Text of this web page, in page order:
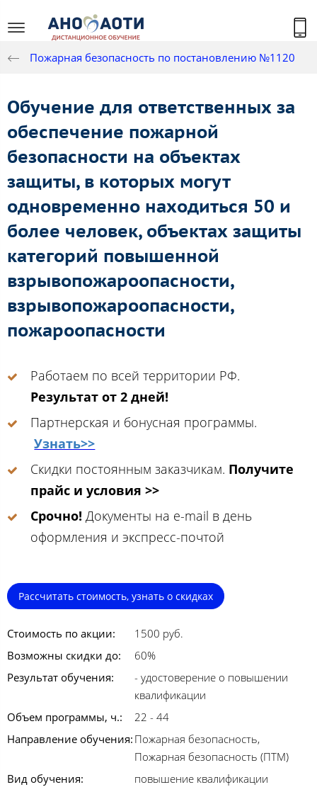
Пожарная безопасность по постановлению №1120
Обучение для ответственных за
обеспечение пожарной
безопасности на объектах
защиты, в которых могут
одновременно находиться 50 и
более человек, объектах защиты
категорий повышенной
взрывопожароопасности,
взрывопожароопасности,
пожароопасности
Работаем по всей территории РФ.
Результат от 2 дней!
Партнерская и бонусная программы.
Узнать>>
Скидки постоянным заказчикам. Получите
прайс и условия >>
Срочно! Документы на e-mail в день
оформления и экспресс-почтой
Рассчитать стоимость, узнать о скидках
Стоимость по акции:
1500 руб.
Возможны скидки до:
60%
Результат обучения:
- удостоверение о повышении
квалификации
Объем программы, ч.:
22 - 44
Направление обучения: Пожарная безопасность,
Пожарная безопасность (ПТМ)
Вид обучения:
повышение квалификации